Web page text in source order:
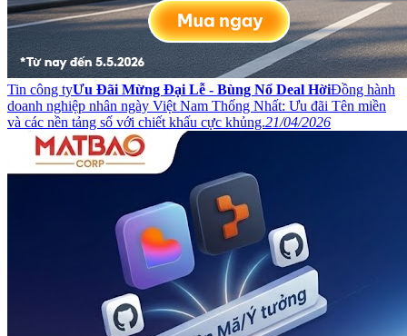
Tin công tyƯu Đãi Mừng Đại Lễ - Bùng Nổ Deal HờiĐồng hành
doanh nghiệp nhân ngày Việt Nam Thống Nhất: Ưu đãi Tên miền
và các nền tảng số với chiết khấu cực khủng.21/04/2026